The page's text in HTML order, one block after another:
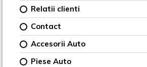
Relatii clienti
Contact
Accesorii Auto
Piese Auto